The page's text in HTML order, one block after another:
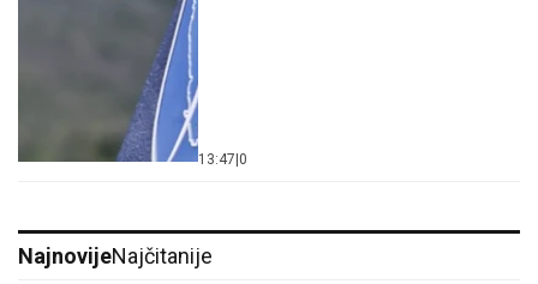
13:47|0
NajnovijeNajčitanije